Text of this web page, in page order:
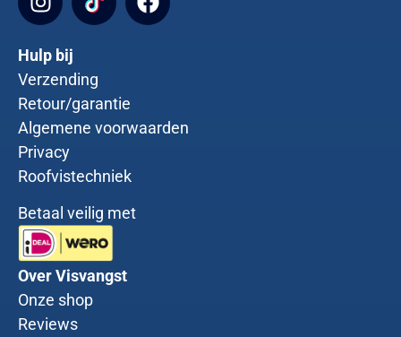
Hulp bij
Verzending
Retour/garantie
Algemene voorwaarden
Privacy
Roofvistechniek
Betaal veilig met
Over Visvangst
Onze shop
Reviews